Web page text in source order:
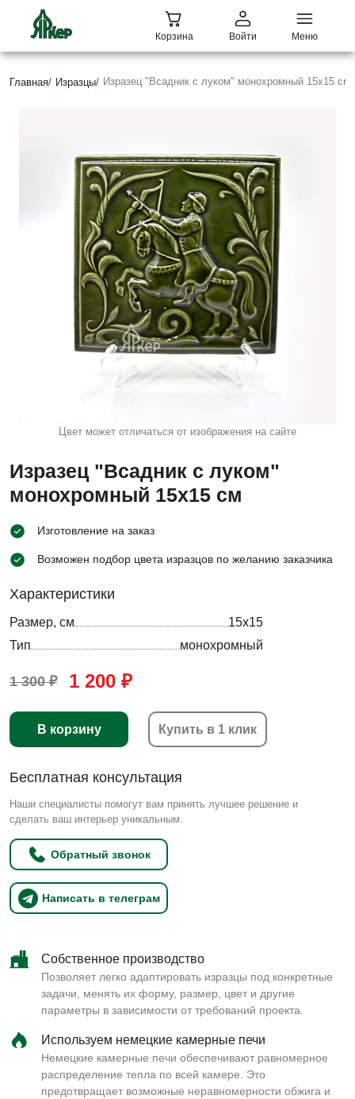
Корзина Войти Меню
Главная/ Изразцы/ Изразец "Всадник с луком" монохромный 15х15 см
Цвет может отличаться от изображения на сайте
Изразец "Всадник с луком"
монохромный 15х15 см
Изготовление на заказ
Возможен подбор цвета изразцов по желанию заказчика
Характеристики
Размер, см
15х15
Тип
монохромный
1 300 ₽ 1 200 ₽
В корзину Купить в 1 клик
Бесплатная консультация
Наши специалисты помогут вам принять лучшее решение и
сделать ваш интерьер уникальным.
Обратный звонок
Написать в телеграм
Собственное производство
Позволяет легко адаптировать изразцы под конкретные
задачи, менять их форму, размер, цвет и другие
параметры в зависимости от требований проекта.
Используем немецкие камерные печи
Немецкие камерные печи обеспечивают равномерное
распределение тепла по всей камере. Это
предотвращает возможные неравномерности обжига и